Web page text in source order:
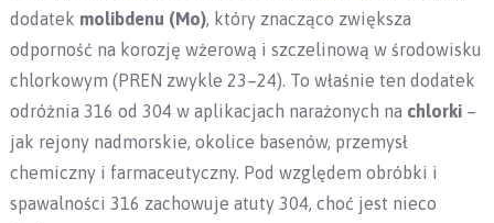
dodatek molibdenu (Mo), który znacząco zwiększa
odporność na korozję wżerową i szczelinową w środowisku
chlorkowym (PREN zwykle 23–24). To właśnie ten dodatek
odróżnia 316 od 304 w aplikacjach narażonych na chlorki–
jak rejony nadmorskie, okolice basenów, przemysł
chemiczny i farmaceutyczny. Pod względem obróbki i
spawalności 316 zachowuje atuty 304, choć jest nieco